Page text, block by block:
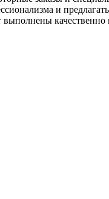
и
выполнены качественно